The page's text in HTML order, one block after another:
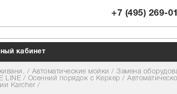
/ Автоматические мойки /Замена
LINE / Осенний порядок с Керхер /
Karcher /
+7 (495) 269-
кабинет